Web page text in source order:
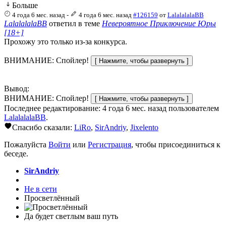
Больше
4 года 6 мес. назад - 4 года 6 мес. назад #126159 от LalalalalaBB
LalalalalaBB ответил в теме Невероятное Приключение Юры
[18+]
Прохожу это только из-за конкурса.
ВНИМАНИЕ: Спойлер!
Вывод:
ВНИМАНИЕ: Спойлер!
Последнее редактирование: 4 года 6 мес. назад пользователем
LalalalalaBB.
Спасибо сказали: LiRo, SirAndriy, Jixelento
Пожалуйста Войти или Регистрация, чтобы присоединиться к
беседе.
SirAndriy
Не в сети
Просветлённый
Да будет светлым ваш путь